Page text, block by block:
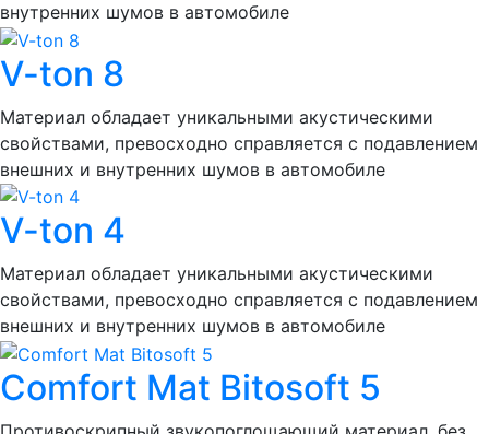
внутренних шумов в автомобиле
V-ton 8
Материал обладает уникальными акустическими
свойствами, превосходно справляется с подавлением
внешних и внутренних шумов в автомобиле
V-ton 4
Материал обладает уникальными акустическими
свойствами, превосходно справляется с подавлением
внешних и внутренних шумов в автомобиле
Comfort Mat Bitosoft 5